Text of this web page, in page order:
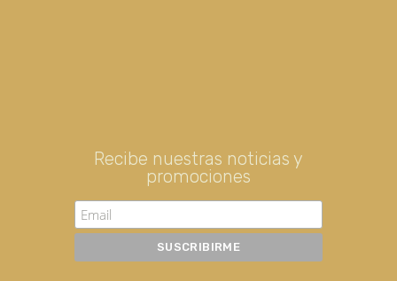
Recibe nuestras noticias y
promociones